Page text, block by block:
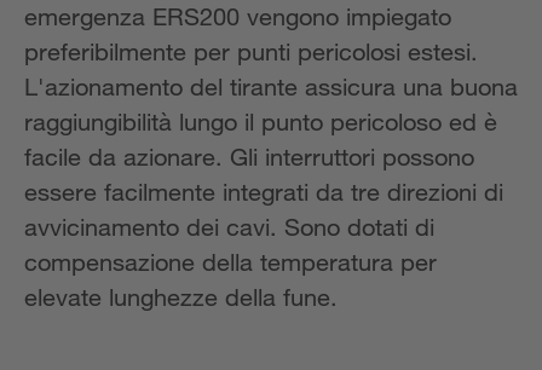
emergenza ERS200 vengono impiegato
preferibilmente per punti pericolosi estesi.
L'azionamento del tirante assicura una buona
raggiungibilità lungo il punto pericoloso ed è
facile da azionare. Gli interruttori possono
essere facilmente integrati da tre direzioni di
avvicinamento dei cavi. Sono dotati di
compensazione della temperatura per
elevate lunghezze della fune.